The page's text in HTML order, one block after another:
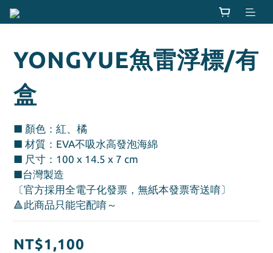
YONGYUE魚雷浮標/有
盒
■ 顏色：紅、橘
■ 材質：EVA不吸水高發泡海綿
■ 尺寸：100 x 14.5 x 7 cm
■台灣製造
〔官方採用全電子化發票，無紙本發票寄送唷〕
🔺此商品只能宅配唷～
NT$1,100